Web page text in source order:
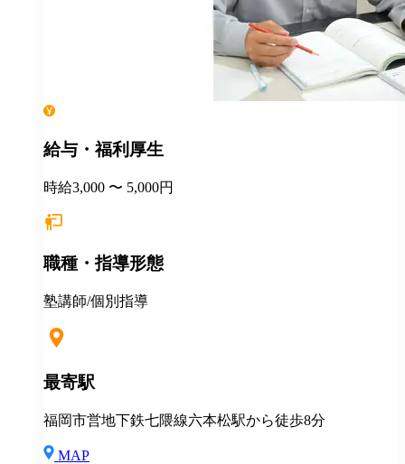
給与・福利厚生
時給3,000 〜 5,000円
職種・指導形態
塾講師/個別指導
最寄駅
福岡市営地下鉄七隈線六本松駅から徒歩8分
MAP